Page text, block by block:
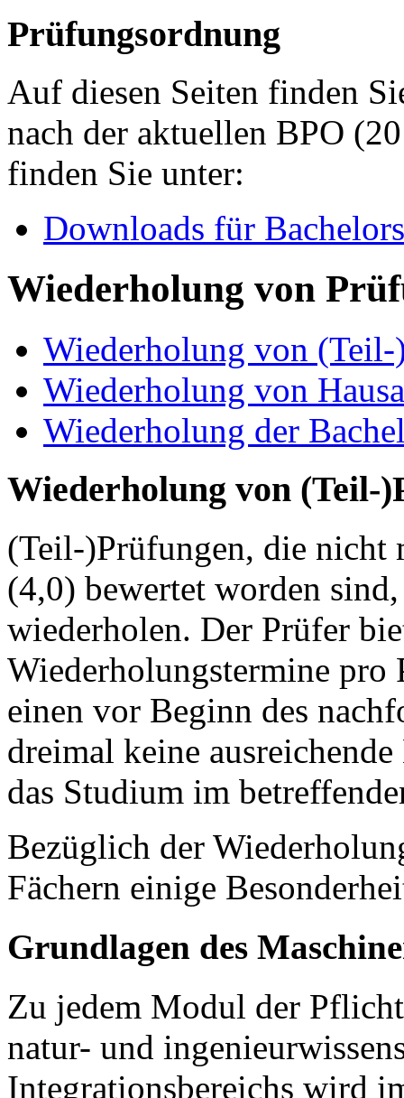
Prüfungsordnung
Auf diesen Seiten finden
nach der aktuellen BPO
finden Sie unter:
Downloads für
Wiederholung von
Wiederholung von (Teil-
Wiederholung von
Wiederholung der
Wiederholung von (Teil-
(Teil-)Prüfungen, die nicht
(4,0) bewertet worden
wiederholen. Der Prüfer
Wiederholungstermine pro
einen vor Beginn des
dreimal keine
das Studium im
Bezüglich der
Fächern einige
Grundlagen des
Zu jedem Modul der
natur- und
Integrationsbereichs wird